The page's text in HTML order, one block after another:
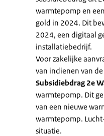
warmtepomp en
gold in 2024. Dit
2024, een digitaal
installatiebedrijf.
Voor zakelijke
van indienen van
Subsidiebdrag 2e
warmtepomp. Dit
van een nieuwe
warmtepomp.
situatie.